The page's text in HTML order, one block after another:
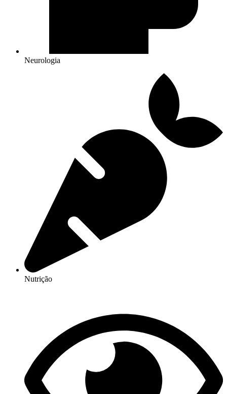
Neurologia
Nutrição